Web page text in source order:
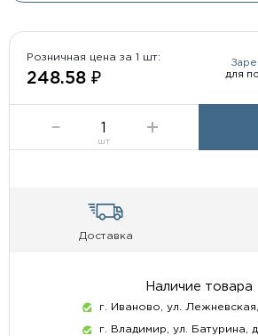
Розничная цена за 1 шт:
248.58 ₽
для
шт
Доставка
Наличие товара
г. Иваново, ул. Лежневская,
г. Владимир, ул. Батурина,